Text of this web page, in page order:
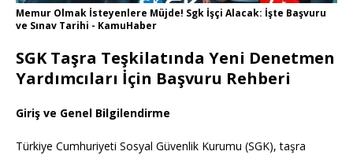
Memur Olmak İsteyenlere Müjde! Sgk İşçi Alacak: İşte Başvuru
ve Sınav Tarihi - KamuHaber
SGK Taşra Teşkilatında Yeni Denetmen
Yardımcıları İçin Başvuru Rehberi
Giriş ve Genel Bilgilendirme
Türkiye Cumhuriyeti Sosyal Güvenlik Kurumu (SGK), taşra